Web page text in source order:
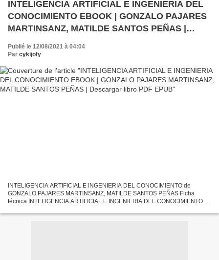
INTELIGENCIA ARTIFICIAL E INGENIERIA DEL
CONOCIMIENTO EBOOK | GONZALO PAJARES
MARTINSANZ, MATILDE SANTOS PEÑAS |
Descargar libro PDF EPUB
Publié le 12/08/2021 à 04:04
Par cykijofy
INTELIGENCIA ARTIFICIAL E INGENIERIA DEL CONOCIMIENTO de
GONZALO PAJARES MARTINSANZ, MATILDE SANTOS PEÑAS Ficha
técnica INTELIGENCIA ARTIFICIAL E INGENIERIA DEL CONOCIMIENTO
páginas: 384 Idioma:...